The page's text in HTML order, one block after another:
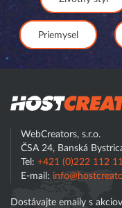
Priemysel
WebCreators, s.r.o.
ČSA 24, Banská
Tel: +421 (0)222 112
E-mail:
Dostávajte emaily s